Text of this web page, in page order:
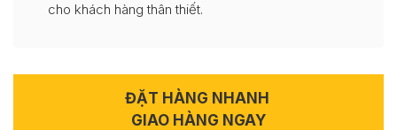
cho khách hàng thân thiết.
ĐẶT HÀNG NHANH
GIAO HÀNG NGAY